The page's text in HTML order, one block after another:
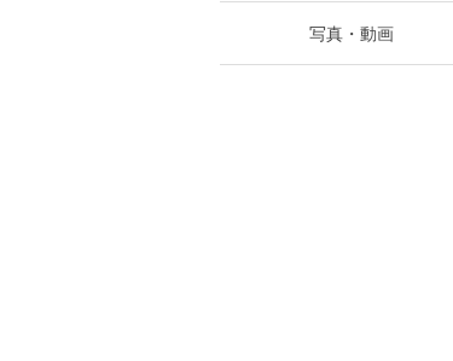
写真・動画